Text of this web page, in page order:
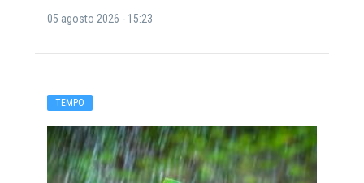
05 agosto 2026 - 15:23
TEMPO